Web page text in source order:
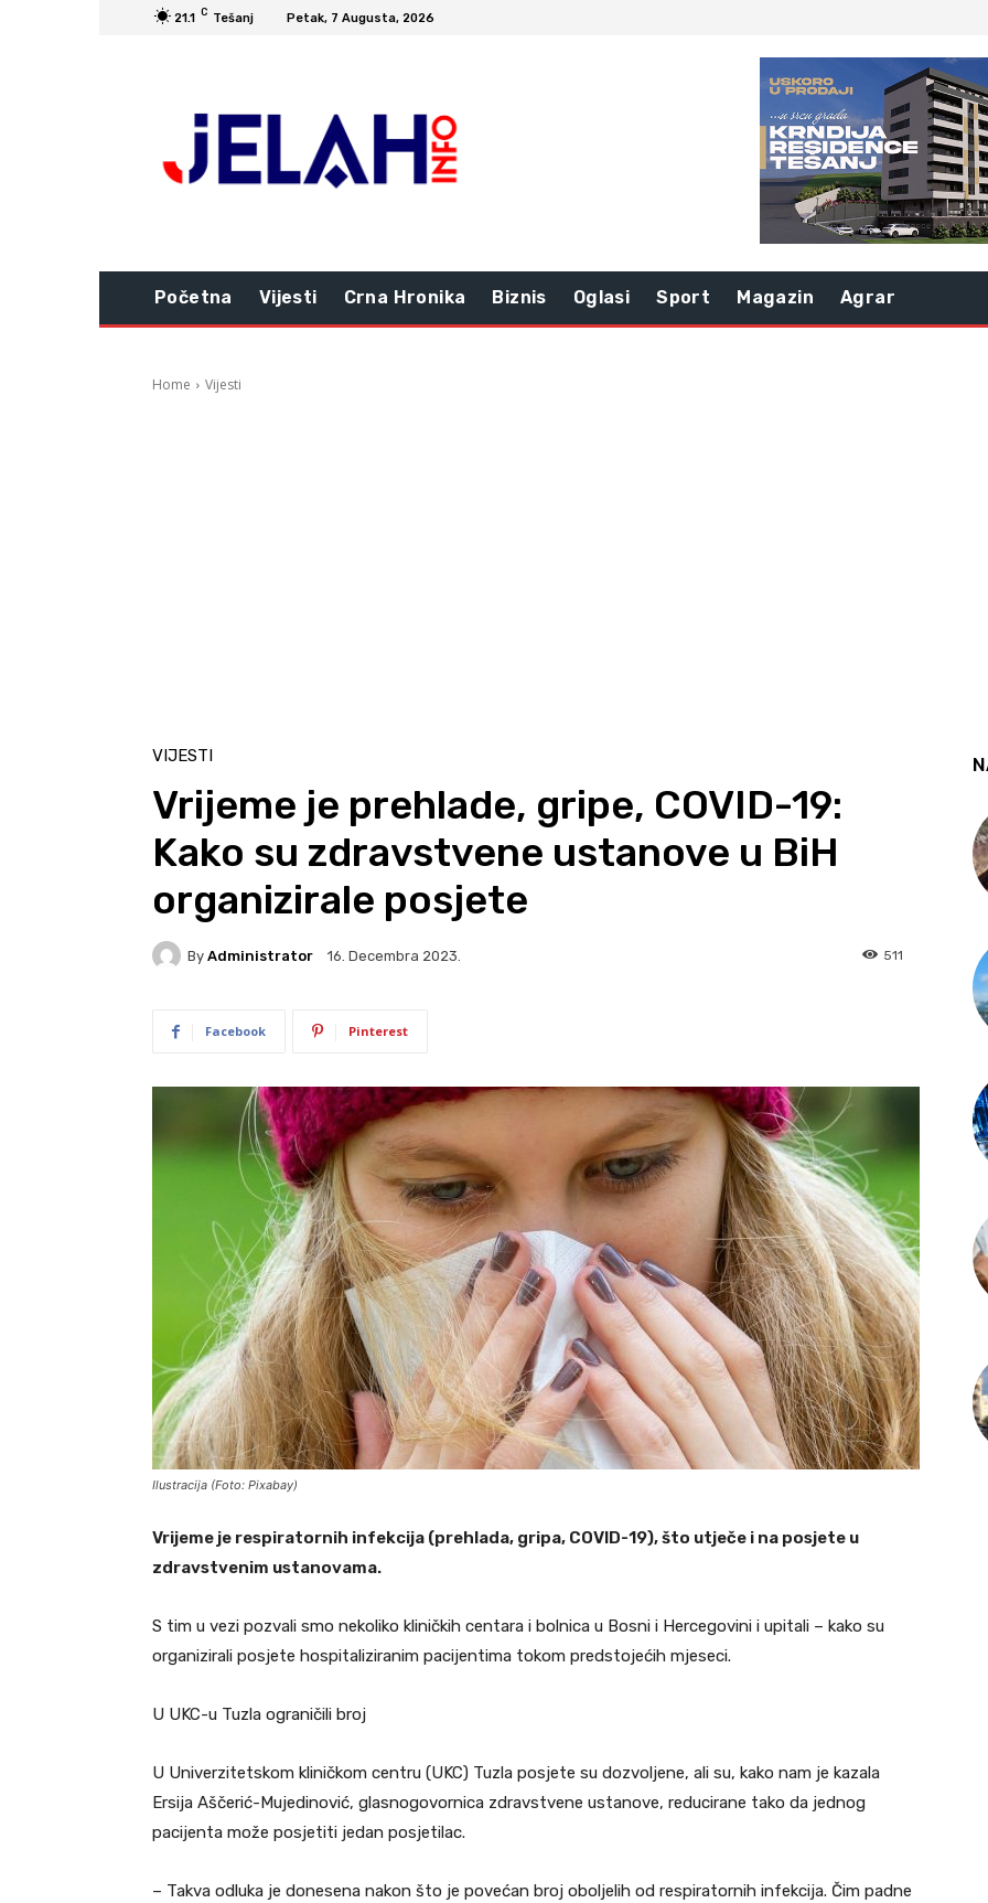
21.1 C Tešanj Petak, 7 Augusta, 2026
Početna Vijesti Crna Hronika Biznis Oglasi Sport Magazin Agrar
Home Vijesti
VIJESTI
Vrijeme je prehlade, gripe, COVID-19:
Kako su zdravstvene ustanove u BiH
organizirale posjete
By Administrator 16. Decembra 2023. 511
Facebook Pinterest
Ilustracija (Foto: Pixabay)
Vrijeme je respiratornih infekcija (prehlada, gripa, COVID-19), što utječe i na posjete u
zdravstvenim ustanovama.
S tim u vezi pozvali smo nekoliko kliničkih centara i bolnica u Bosni i Hercegovini i upitali – kako su
organizirali posjete hospitaliziranim pacijentima tokom predstojećih mjeseci.
U UKC-u Tuzla ograničili broj
U Univerzitetskom kliničkom centru (UKC) Tuzla posjete su dozvoljene, ali su, kako nam je kazala
Ersija Aščerić-Mujedinović, glasnogovornica zdravstvene ustanove, reducirane tako da jednog
pacijenta može posjetiti jedan posjetilac.
– Takva odluka je donesena nakon što je povećan broj oboljelih od respiratornih infekcija. Čim padne